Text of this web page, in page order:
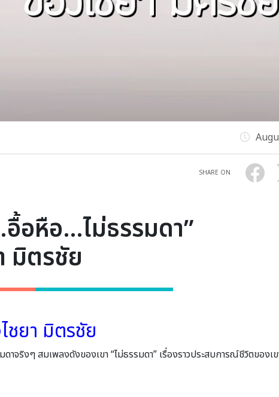
SHARE ON
อหือ…ไม่ธรรมดา”
มิตรชัย
ชยา มิตรชัย
ริงๆ สมเพลงดังของเขา “ไม่ธรรมดา” เรื่องราวประสบการณ์ชีวิตของเข